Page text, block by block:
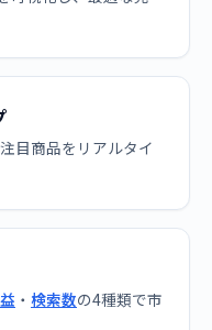
目商品をリアルタイ
・ 検索数の4種類で市